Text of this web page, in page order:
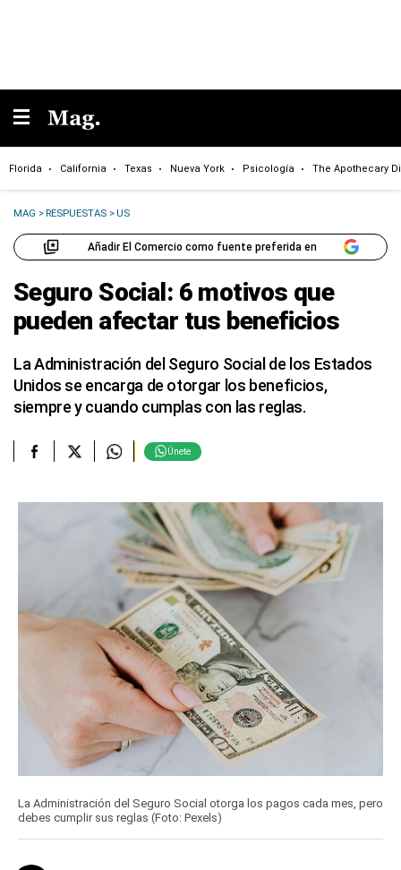
Florida California Texas Nueva York Psicología The Apothecary
MAG >RESPUESTAS >US
Añadir El Comercio como fuente preferida en
Seguro Social: 6 motivos que
pueden afectar tus beneficios
La Administración del Seguro Social de los Estados
Unidos se encarga de otorgar los beneficios,
siempre y cuando cumplas con las reglas.
Únete
La Administración del Seguro Social otorga los pagos cada mes, pero
debes cumplir sus reglas (Foto: Pexels)